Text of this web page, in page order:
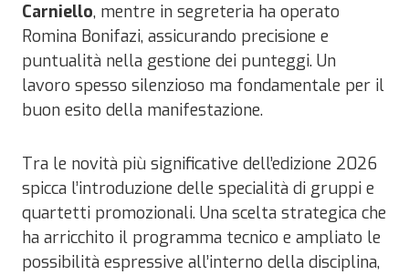
Carniello, mentre in segreteria ha operato
Romina Bonifazi, assicurando precisione e
puntualità nella gestione dei punteggi. Un
lavoro spesso silenzioso ma fondamentale per il
buon esito della manifestazione.
Tra le novità più significative dell’edizione 2026
spicca l’introduzione delle specialità di gruppi e
quartetti promozionali. Una scelta strategica che
ha arricchito il programma tecnico e ampliato le
possibilità espressive all’interno della disciplina,